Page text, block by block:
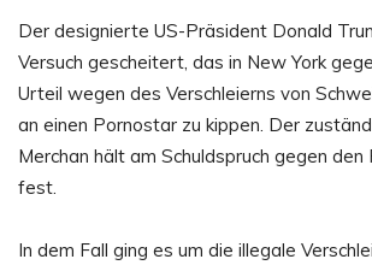
Der designierte US-Präsident Donald
Versuch gescheitert, das in New York
Urteil wegen des Verschleierns von
an einen Pornostar zu kippen. Der
Merchan hält am Schuldspruch gegen
fest.
In dem Fall ging es um die illegale